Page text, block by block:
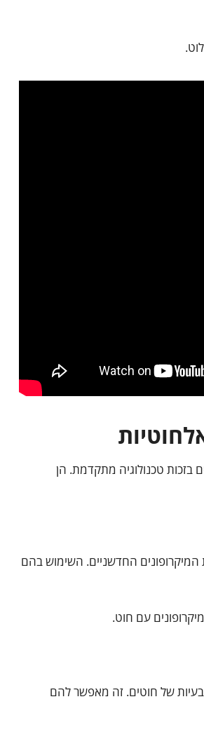
בזכות טכנולוגיה מתקדמת. הן
החדשניים. השימוש בהם
עם חוט.
של חוטים. זה מאפשר להם